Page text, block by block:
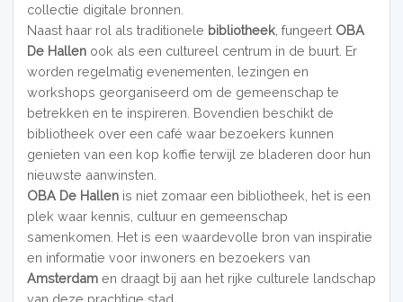
collectie digitale bronnen.
Naast haar rol als traditionele bibliotheek, fungeert OBA
De Hallenook als een cultureel centrum in de buurt. Er
worden regelmatig evenementen, lezingen en
workshops georganiseerd om de gemeenschap te
betrekken en te inspireren. Bovendien beschikt de
bibliotheek over een café waar bezoekers kunnen
genieten van een kop koffie terwijl ze bladeren door hun
nieuwste aanwinsten.
OBA De Hallenis niet zomaar een bibliotheek, het is een
plek waar kennis, cultuur en gemeenschap
samenkomen. Het is een waardevolle bron van inspiratie
en informatie voor inwoners en bezoekers van
Amsterdamen draagt bij aan het rijke culturele landschap
van deze prachtige stad.